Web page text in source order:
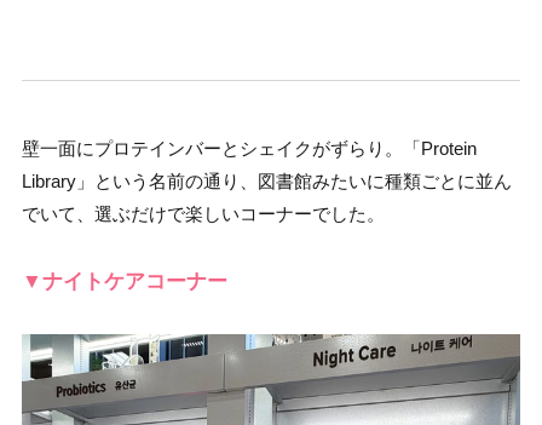
壁一面にプロテインバーとシェイクがずらり。「Protein
Library」という名前の通り、図書館みたいに種類ごとに並ん
でいて、選ぶだけで楽しいコーナーでした。
▼ナイトケアコーナー